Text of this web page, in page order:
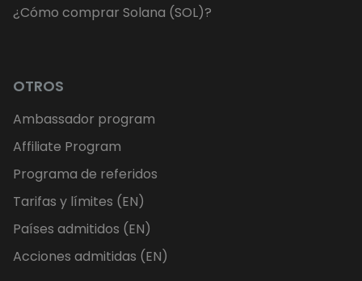
¿Cómo comprar Solana (SOL)?
OTROS
Ambassador program
Affiliate Program
Programa de referidos
Tarifas y límites (EN)
Países admitidos (EN)
Acciones admitidas (EN)